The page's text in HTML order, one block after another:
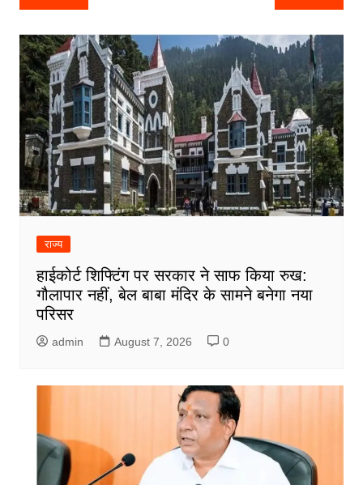
navigation
राज्य
हाईकोर्ट शिफ्टिंग पर सरकार ने साफ किया रुख:
गौलापार नहीं, बेल बाबा मंदिर के सामने बनेगा नया
परिसर
admin August 7, 2026 0